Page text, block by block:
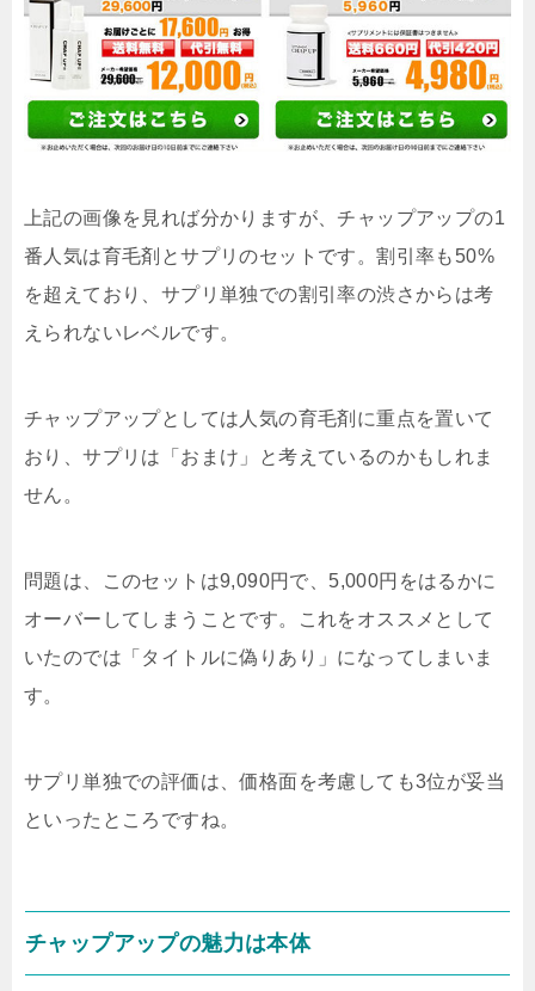
上記の画像を見れば分かりますが、チャップアップの1
番人気は育毛剤とサプリのセット です。割引率も50%
を超えており、サプリ単独での割引率の渋さからは考
えられないレベルです。
チャップアップとしては人気の育毛剤に重点を置いて
おり、サプリは「おまけ」と考えているのかもしれま
せん。
問題は、このセットは9,090円で、5,000円をはるかに
オーバーしてしまうことです。これをオススメとして
いたのでは「タイトルに偽りあり」になってしまいま
す。
サプリ単独での評価は、価格面を考慮しても3位が妥当
といったところですね。
チャップアップの魅力は本体